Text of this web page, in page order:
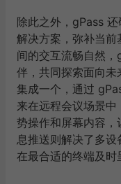
除此之外，gPass
解决方案，弥补当
间的交互流畅自然
伴，共同探索面向
集成一个，通过
来在远程会议场景
势操作和屏幕内容
息推送则解决了多
在最合适的终端及时